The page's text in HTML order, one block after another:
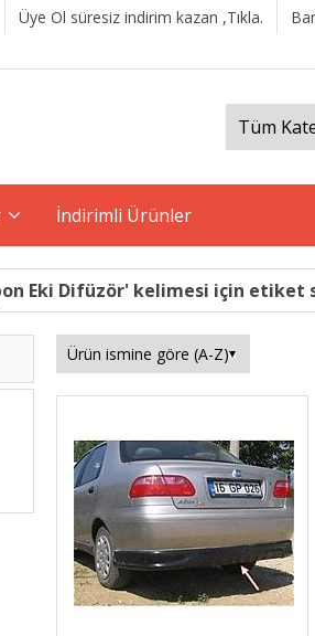
Üye Ol süresiz indirim kazan ,Tıkla.
İndirimli Ürünler
Eki Difüzör' kelimesi için etiket